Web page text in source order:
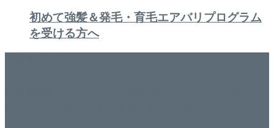
初めて強髪＆発毛・育毛エアバリプログラム
を受ける方へ